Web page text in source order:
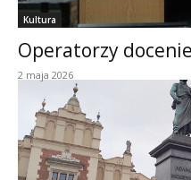
Kultura
Operatorzy
2 maja 2026